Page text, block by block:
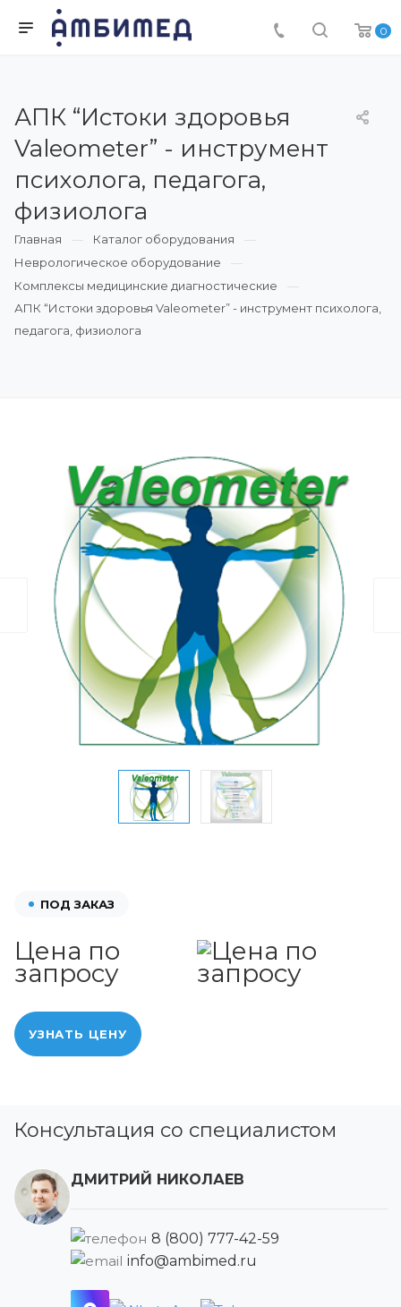
0
АПК “Истоки здоровья
Valeometer” - инструмент
психолога, педагога,
физиолога
Главная
Каталог оборудования
Неврологическое оборудование
Комплексы медицинские диагностические
АПК “Истоки здоровья Valeometer” - инструмент психолога,
педагога, физиолога
ПОД ЗАКАЗ
Цена по
запросу
УЗНАТЬ ЦЕНУ
Консультация со специалистом
ДМИТРИЙ НИКОЛАЕВ
8 (800) 777-42-59
info@ambimed.ru